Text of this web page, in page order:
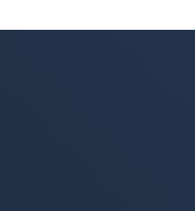
تشات الموقع